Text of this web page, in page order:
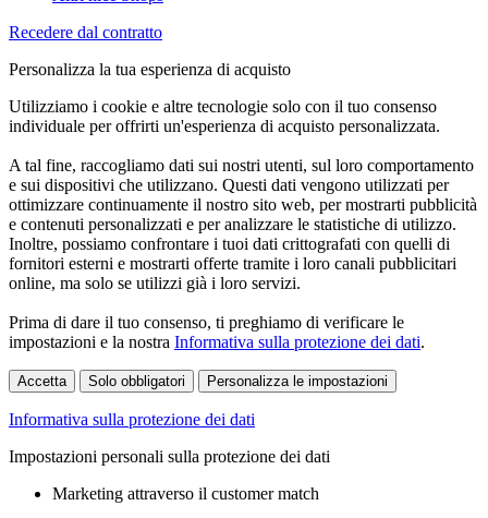
Recedere dal contratto
Personalizza la tua esperienza di acquisto
Utilizziamo i cookie e altre tecnologie solo con il tuo consenso
individuale per offrirti un'esperienza di acquisto personalizzata.
A tal fine, raccogliamo dati sui nostri utenti, sul loro comportamento
e sui dispositivi che utilizzano. Questi dati vengono utilizzati per
ottimizzare continuamente il nostro sito web, per mostrarti pubblicità
e contenuti personalizzati e per analizzare le statistiche di utilizzo.
Inoltre, possiamo confrontare i tuoi dati crittografati con quelli di
fornitori esterni e mostrarti offerte tramite i loro canali pubblicitari
online, ma solo se utilizzi già i loro servizi.
Prima di dare il tuo consenso, ti preghiamo di verificare le
impostazioni e la nostra Informativa sulla protezione dei dati.
Accetta Solo obbligatori Personalizza le impostazioni
Informativa sulla protezione dei dati
Impostazioni personali sulla protezione dei dati
Marketing attraverso il customer match